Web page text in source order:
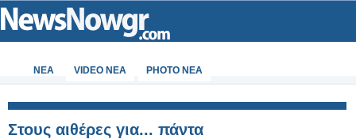
ΝΕΑ VIDEO NEA PHOTO NEA
Στους αιθέρες για... πάντα